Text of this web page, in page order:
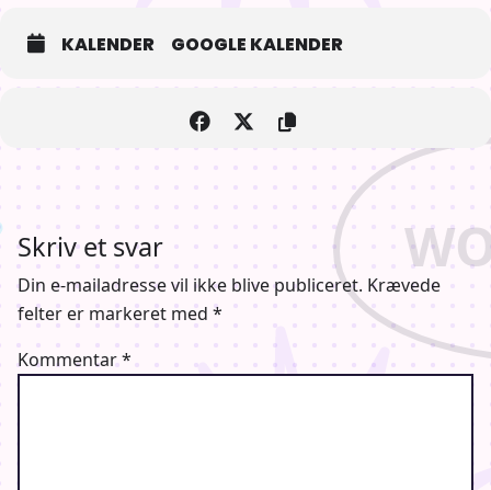
KALENDER GOOGLE KALENDER
Skriv et svar
Din e-mailadresse vil ikke blive publiceret. Krævede
felter er markeret med *
Kommentar*